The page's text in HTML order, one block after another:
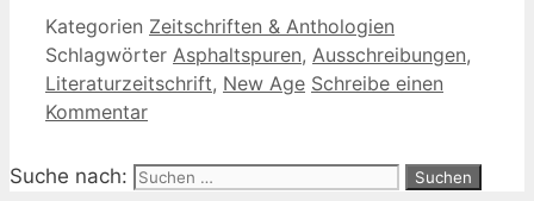
Kategorien Zeitschriften & Anthologien
Schlagwörter Asphaltspuren, Ausschreibungen,
Literaturzeitschrift, New Age Schreibe einen
Kommentar
Suche nach: